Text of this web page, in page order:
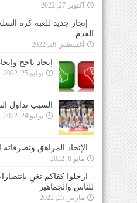
أكتوبر 27, 2022
إنجاز جديد للعبة كرة
القدم
أغسطس 26, 2022
إتحاد ناجح
يوليو 25, 2022
السبب تداول
يوليو 24, 2022
الإتحاد المراهق وتصرفاته
مايو 6, 2022
ارحلوا كفاكم تغنٍ
للناس والجماهير
مارس 25, 2022